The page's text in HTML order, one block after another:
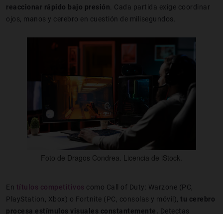
reaccionar rápido bajo presión. Cada partida exige coordinar
ojos, manos y cerebro en cuestión de milisegundos.
Foto de Dragos Condrea. Licencia de iStock.
En títulos competitivos como Call of Duty: Warzone (PC,
PlayStation, Xbox) o Fortnite (PC, consolas y móvil), tu cerebro
procesa estímulos visuales constantemente. Detectas